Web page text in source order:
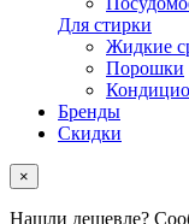
Для стирки
Жидкие
Порошки
Бренды
Скидки
×
Нашли дешевле?